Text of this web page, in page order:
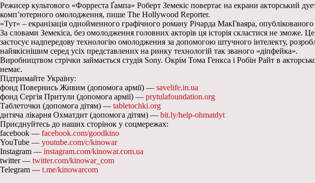
Режисер культового «Форреста Ґампа» Роберт Земекіс повертає на екрани акторський
комп’ютерного омолодження, пише The Hollywood Reporter.
«Тут» – екранізація однойменного графічного роману Річарда МакГваяра,
За словами Земекіса, без омолодження головних акторів ця історія скластися не зможе.
застосує надпередову технологію омолодження за допомогою штучного інтелекту,
найякіснішим серед усіх представлених на ринку технологій так званого «діпфейка».
Виробництвом стрічки займається студія Sony. Окрім Тома Генкса і Робін Райт в
немає.
Підтримайте Україну:
фонд Повернись Живим (допомога армії) — savelife.in.ua
фонд Сергія Притули (допомога армії) — prytulafoundation.org
Таблеточки (допомога дітям) — tabletochki.org
дитяча лікарня Охматдит (допомога дітям) — bit.ly/help-ohmatdyt
Приєднуйтесь до наших сторінок у соцмережах:
facebook — facebook.com/goodkino
YouTube — youtube.com/c/kinowar
Instagram — instagram.com/kinowar.com.ua
twitter — twitter.com/kinowar_com
Telegram — t.me/kinowarcom